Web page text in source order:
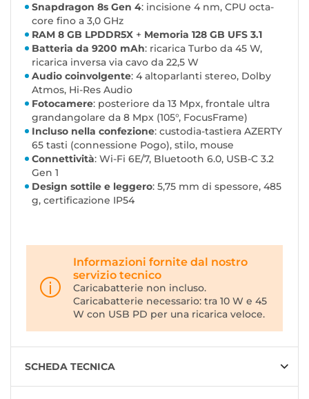
Snapdragon 8s Gen 4: incisione 4 nm, CPU octa-
core fino a 3,0 GHz
RAM 8 GB LPDDR5X + Memoria 128 GB UFS 3.1
Batteria da 9200 mAh: ricarica Turbo da 45 W,
ricarica inversa via cavo da 22,5 W
Audio coinvolgente: 4 altoparlanti stereo, Dolby
Atmos, Hi-Res Audio
Fotocamere: posteriore da 13 Mpx, frontale ultra
grandangolare da 8 Mpx (105°, FocusFrame)
Incluso nella confezione: custodia-tastiera AZERTY
65 tasti (connessione Pogo), stilo, mouse
Connettività: Wi-Fi 6E/7, Bluetooth 6.0, USB-C 3.2
Gen 1
Design sottile e leggero: 5,75 mm di spessore, 485
g, certificazione IP54
Informazioni fornite dal nostro
servizio tecnico
Caricabatterie non incluso.
Caricabatterie necessario: tra 10 W e 45
W con USB PD per una ricarica veloce.
SCHEDA TECNICA